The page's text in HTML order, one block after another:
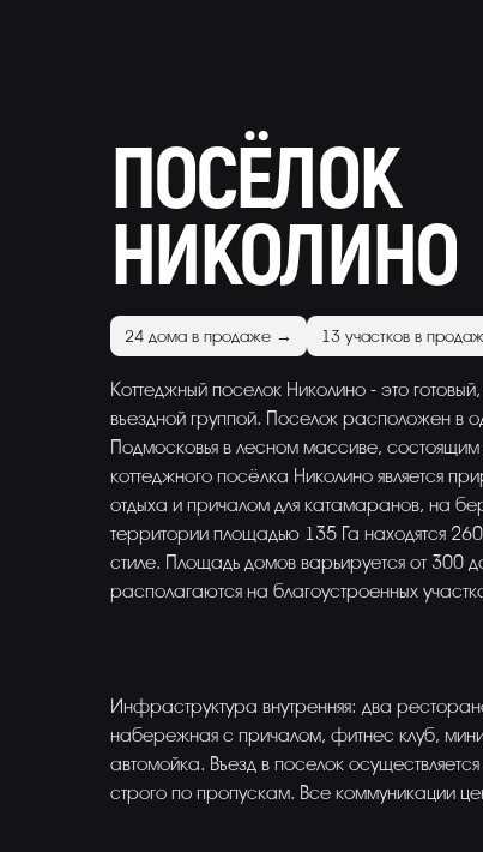
ПОСЁЛОК
НИКОЛИНО
24 дома в продаже → 13 участков в
Коттеджный поселок Николино - это
въездной группой. Поселок расположен в
Подмосковья в лесном массиве,
коттеджного посёлка Николино является
отдыха и причалом для катамаранов, на
территории площадью 135 Га находятся
стиле. Площадь домов варьируется от 300
располагаются на благоустроенных
Инфраструктура внутренняя: два
набережная с причалом, фитнес клуб,
автомойка. Въезд в поселок
строго по пропускам. Все коммуникации